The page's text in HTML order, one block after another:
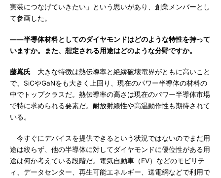
実装につなげていきたい」という思いがあり、創業メンバーとし
て参画した。
――半導体材料としてのダイヤモンドはどのような特性を持って
いますか。また、想定される用途はどのような分野ですか。
藤嶌氏 大きな特徴は熱伝導率と絶縁破壊電界がともに高いこと
で、SiCやGaNをも大きく上回り、現在のパワー半導体の材料の
中でトップクラスだ。熱伝導率の高さは現在のパワー半導体市場
で特に求められる要素だ。耐放射線性や高温動作性も期待されて
いる。
今すぐにデバイスを提供できるという状況ではないのでまだ用
途は絞らず、他の半導体に対してダイヤモンドに優位性がある用
途は何か考えている段階だ。電気自動車（EV）などのモビリテ
ィ、データセンター、再生可能エネルギー、送電網などで利用で